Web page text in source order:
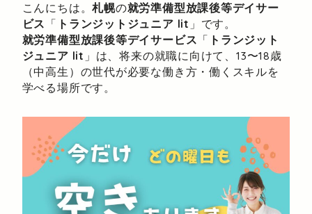
こんにちは。札幌の就労準備型放課後等デイサー
ビス 「 トランジットジュニア lit 」です。
就労準備型放課後等デイサービス 「 トランジット
ジュニア lit 」は、将来の就職に向けて、13〜18歳
（中高生）の世代が必要な働き方・働くスキルを
学べる場所です。